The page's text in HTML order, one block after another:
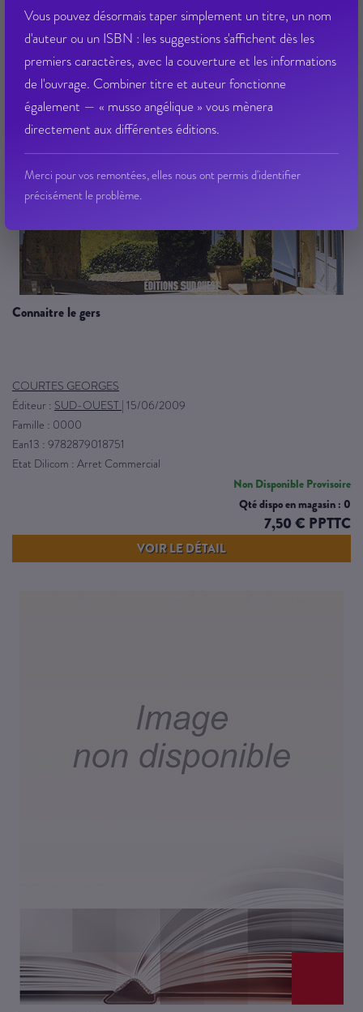
Vous pouvez désormais taper simplement un titre, un nom
d'auteur ou un ISBN : les suggestions s'affichent dès les
premiers caractères, avec la couverture et les informations
de l'ouvrage. Combiner titre et auteur fonctionne
également — « musso angélique » vous mènera
directement aux différentes éditions.
Merci pour vos remontées, elles nous ont permis d'identifier
précisément le problème.
connaitre le gers
COURTES GEORGES
Éditeur : SUD-OUEST | 15/06/2009
Famille : 0000
Ean13 : 9782879018751
Etat Dilicom : Arret Commercial
Non Disponible Provisoire
Qté dispo en magasin : 0
7,50 € PPTTC
VOIR LE DÉTAIL